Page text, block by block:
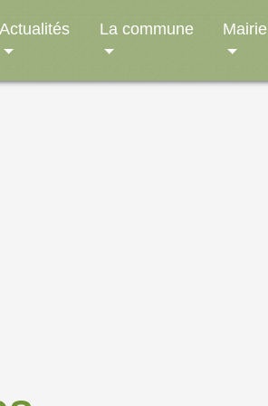
Actualités La commune Mairie